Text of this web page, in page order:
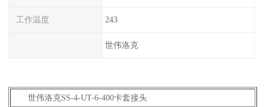
工作温度 243
世伟洛克
世伟洛克SS-4-UT-6-400卡套接头